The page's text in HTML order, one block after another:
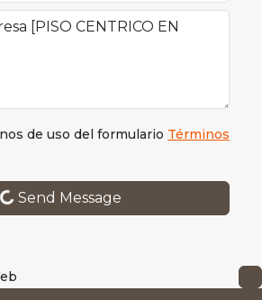
de uso del formulario Términos
Send Message